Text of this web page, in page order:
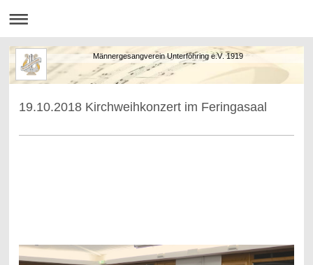
Männergesangverein Unterföhring e.V. 1919
19.10.2018 Kirchweihkonzert im Feringasaal